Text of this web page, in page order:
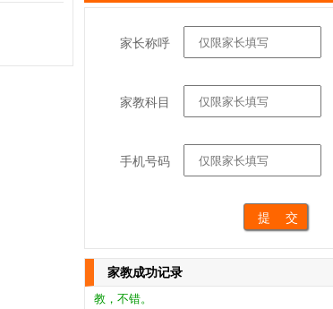
家长称呼
家教科目
手机号码
家教成功记录
教员很负责，能引导孩子的兴趣，希望能长期合
作，很不错。
第一次来小朋友还蛮喜欢教员的，挺好的约了今
康家长反馈与宁教员成功家教：
教员挺好，孩子学会了一些方法，也定了继续家
教，不错。